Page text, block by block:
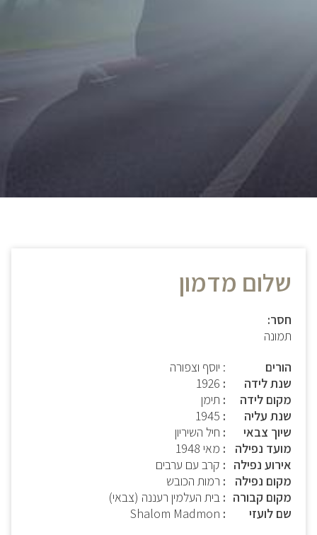
שלום מדמון
חסר:
תמונה
הורים
: יוסף וצפורה
שנת לידה
1926
מקום לידה
תימן
שנת עליה
1945
שיוך צבאי
חיל השיריון
מועד נפילה
מאי 1948
אירוע נפילה
קרב עם ערבים
מקום נפילה
רמות הכובש
מקום קבורה
בית העלמין רעננה (צבאי)
שם לועזי
Shalom Madmon